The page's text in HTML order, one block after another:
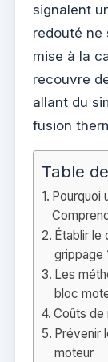
signalent
redouté ne
mise à la
recouvre
allant du
fusion
Table
Pourquoi
Établir
grippage
Les
bloc
Coûts de
Prévenir
moteur